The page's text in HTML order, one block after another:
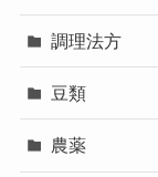
調理法方
豆類
農薬